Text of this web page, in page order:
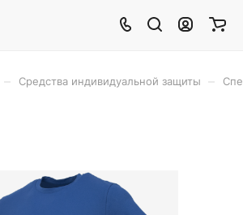
Средства индивидуальной защиты